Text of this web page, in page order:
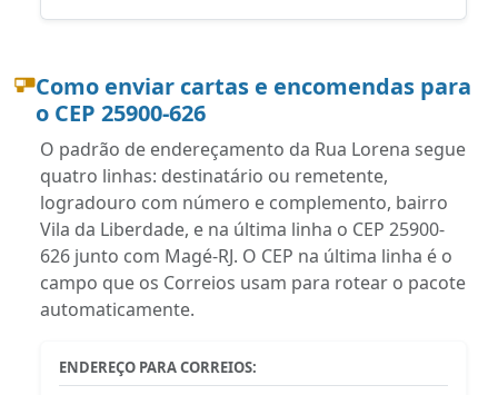
Como enviar cartas e encomendas para
o CEP 25900-626
O padrão de endereçamento da Rua Lorena segue
quatro linhas: destinatário ou remetente,
logradouro com número e complemento, bairro
Vila da Liberdade, e na última linha o CEP 25900-
626 junto com Magé-RJ. O CEP na última linha é o
campo que os Correios usam para rotear o pacote
automaticamente.
ENDEREÇO PARA CORREIOS: